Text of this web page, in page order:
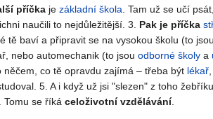
příčka je základní škola . Tam už se učí
naučili to nejdůležitější. 3. Pak je příčka
tě baví a připravit se na vysokou školu (to jsou
nebo automechanik (to jsou odborné školy a
něčem, co tě opravdu zajímá – třeba být lékař
5. A i když už jsi "slezen" z toho
. Tomu se říká celoživotní vzdělávání.